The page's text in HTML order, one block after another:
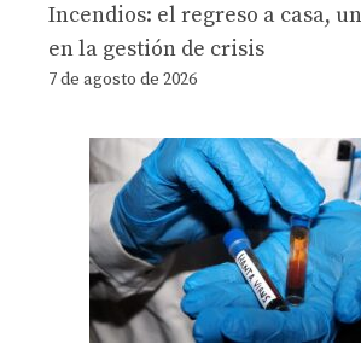
Incendios: el regreso a casa,
en la gestión de crisis
7 de agosto de 2026